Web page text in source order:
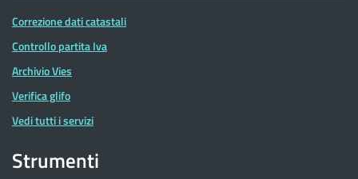
Correzione dati catastali
Controllo partita Iva
Archivio Vies
Verifica glifo
Vedi tutti i servizi
Strumenti